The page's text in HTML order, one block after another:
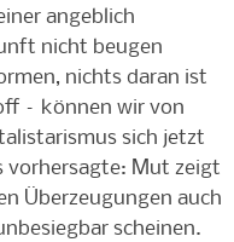
angeblich
nicht beugen
nichts daran ist
– können wir von
sich jetzt
vorhersagte: Mut zeigt
Überzeugungen auch
scheinen.